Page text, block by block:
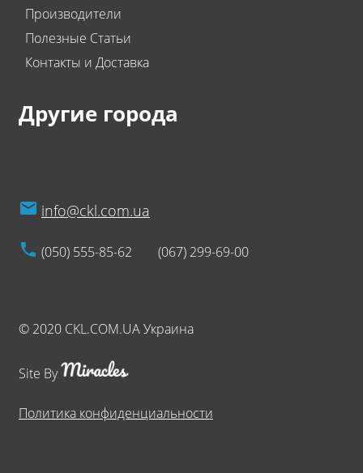
Производители
Полезные Статьи
Контакты и Доставка
Другие города
info@ckl.com.ua
(050) 555-85-62 (067) 299-69-00
© 2020 CKL.COM.UA Украина
Site By
Политика конфиденциальности